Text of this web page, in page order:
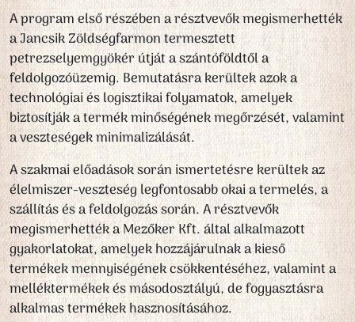
A program első részében a résztvevők megismerhették
a Jancsik Zöldségfarmon termesztett
petrezselyemgyökér útját a szántóföldtől a
feldolgozóüzemig. Bemutatásra kerültek azok a
technológiai és logisztikai folyamatok, amelyek
biztosítják a termék minőségének megőrzését, valamint
a veszteségek minimalizálását.
A szakmai előadások során ismertetésre kerültek az
élelmiszer-veszteség legfontosabb okai a termelés, a
szállítás és a feldolgozás során. A résztvevők
megismerhették a Mezőker Kft. által alkalmazott
gyakorlatokat, amelyek hozzájárulnak a kieső
termékek mennyiségének csökkentéséhez, valamint a
melléktermékek és másodosztályú, de fogyasztásra
alkalmas termékek hasznosításához.